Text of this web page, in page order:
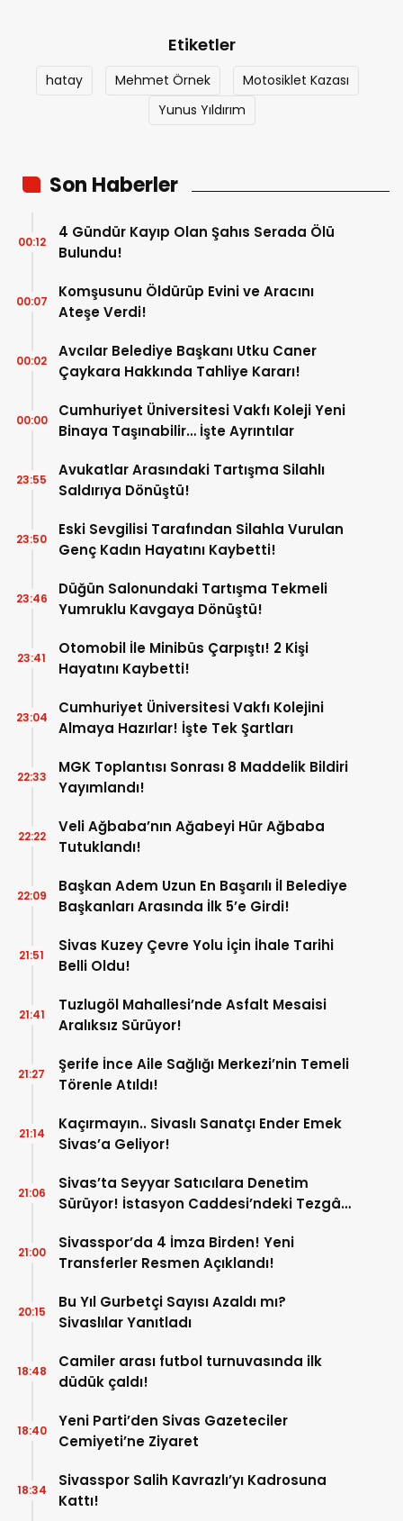
Etiketler
hatay Mehmet Örnek
Motosiklet Kazası
Yunus Yıldırım
Son Haberler
4 Gündür Kayıp Olan Şahıs Serada Ölü
Bulundu!
00:12
Komşusunu Öldürüp Evini ve Aracını
Ateşe Verdi!
00:07
Avcılar Belediye Başkanı Utku Caner
Çaykara Hakkında Tahliye Kararı!
00:02
Cumhuriyet Üniversitesi Vakfı Koleji Yeni
Binaya Taşınabilir… İşte Ayrıntılar
00:00
Avukatlar Arasındaki Tartışma Silahlı
Saldırıya Dönüştü!
23:55
Eski Sevgilisi Tarafından Silahla Vurulan
Genç Kadın Hayatını Kaybetti!
23:50
Düğün Salonundaki Tartışma Tekmeli
Yumruklu Kavgaya Dönüştü!
23:46
Otomobil İle Minibüs Çarpıştı! 2 Kişi
Hayatını Kaybetti!
23:41
Cumhuriyet Üniversitesi Vakfı Kolejini
Almaya Hazırlar! İşte Tek Şartları
23:04
MGK Toplantısı Sonrası 8 Maddelik Bildiri
Yayımlandı!
22:33
Veli Ağbaba’nın Ağabeyi Hür Ağbaba
Tutuklandı!
22:22
Başkan Adem Uzun En Başarılı İl Belediye
Başkanları Arasında İlk 5’e Girdi!
22:09
Sivas Kuzey Çevre Yolu İçin İhale Tarihi
Belli Oldu!
21:51
Tuzlugöl Mahallesi’nde Asfalt Mesaisi
Aralıksız Sürüyor!
21:41
Şerife İnce Aile Sağlığı Merkezi’nin Temeli
Törenle Atıldı!
21:27
Kaçırmayın.. Sivaslı Sanatçı Ender Emek
Sivas’a Geliyor!
21:14
Sivas’ta Seyyar Satıcılara Denetim
Sürüyor! İstasyon Caddesi’ndeki Tezgâh
21:06
Sivasspor’da 4 İmza Birden! Yeni
Transferler Resmen Açıklandı!
21:00
Bu Yıl Gurbetçi Sayısı Azaldı mı?
Sivaslılar Yanıtladı
20:15
Camiler arası futbol turnuvasında ilk
düdük çaldı!
18:48
Yeni Parti’den Sivas Gazeteciler
Cemiyeti’ne Ziyaret
18:40
Sivasspor Salih Kavrazlı’yı Kadrosuna
Kattı!
18:34